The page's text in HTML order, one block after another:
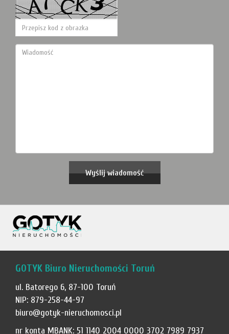
GOTYK Biuro Nieruchomości Toruń
ul. Batorego 6, 87-100 Toruń
NIP: 879-258-44-97
biuro@gotyk-nieruchomosci.pl
nr konta MBANK: 51 1140 2004 0000 3702 7989 7937